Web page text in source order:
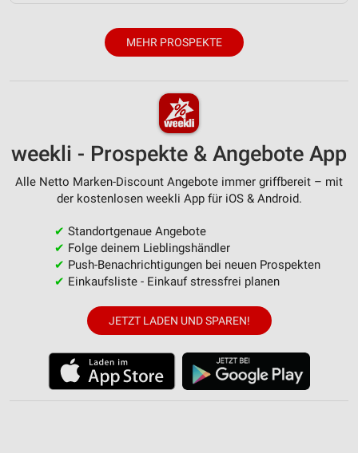
MEHR PROSPEKTE
weekli - Prospekte & Angebote App
Alle Netto Marken-Discount Angebote immer griffbereit – mit
der kostenlosen weekli App für iOS & Android.
✔ Standortgenaue Angebote
✔ Folge deinem Lieblingshändler
✔ Push-Benachrichtigungen bei neuen Prospekten
✔ Einkaufsliste - Einkauf stressfrei planen
JETZT LADEN UND SPAREN!
Verwendung reduzierter Daten zur Auswahl von
Verwendung genauer Standortdaten
Geräte anhand von aktiv angeforderten
Informationen identifizieren
Nicht-IAB-Verarbeitungszwecke:
Performance
Funktional